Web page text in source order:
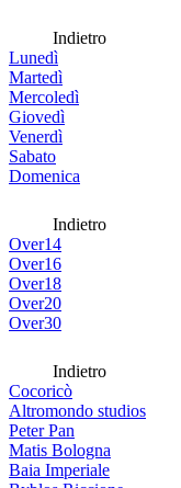
Indietro
Lunedì
Martedì
Mercoledì
Giovedì
Venerdì
Sabato
Domenica
Indietro
Over14
Over16
Over18
Over20
Over30
Indietro
Cocoricò
Altromondo studios
Peter Pan
Matis Bologna
Baia Imperiale